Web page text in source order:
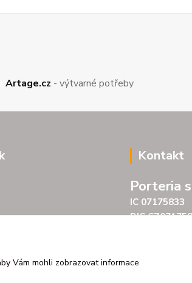
Artage.cz - výtvarné potřeby
Kontakt
Porteria
IC 07175833
DIC
tel. +420
Vám mohli zobrazovat informace